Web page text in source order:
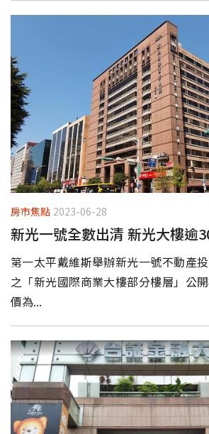
房市焦點 2023-06-28
新光一號全數出清 新光大樓逾
第一太平戴維斯舉辦新光一號不動產
之「新光國際商業大樓部分樓層」公
價為...